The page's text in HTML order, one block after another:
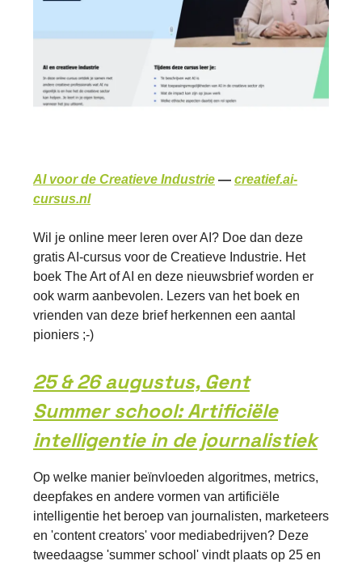
AI voor de Creatieve Industrie — creatief.ai-
cursus.nl
Wil je online meer leren over AI? Doe dan deze
gratis AI-cursus voor de Creatieve Industrie. Het
boek The Art of AI en deze nieuwsbrief worden er
ook warm aanbevolen. Lezers van het boek en
vrienden van deze brief herkennen een aantal
pioniers ;-)
25 & 26 augustus, Gent
Summer school: Artificiële
intelligentie in de journalistiek
Op welke manier beïnvloeden algoritmes, metrics,
deepfakes en andere vormen van artificiële
intelligentie het beroep van journalisten, marketeers
en 'content creators' voor mediabedrijven? Deze
tweedaagse 'summer school' vindt plaats op 25 en